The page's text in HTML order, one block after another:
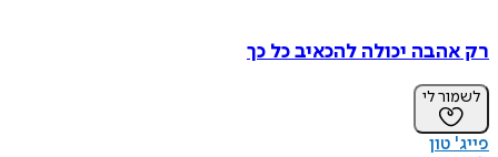
יכולה להכאיב כל כך
לי